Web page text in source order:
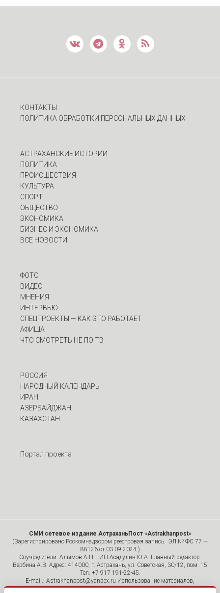
КОНТАКТЫ
ПОЛИТИКА ОБРАБОТКИ ПЕРСОНАЛЬНЫХ ДАННЫХ
АСТРАХАНСКИЕ ИСТОРИИ
ПОЛИТИКА
ПРОИСШЕСТВИЯ
КУЛЬТУРА
СПОРТ
ОБЩЕСТВО
ЭКОНОМИКА
БИЗНЕС И ЭКОНОМИКА
ВСЕ НОВОСТИ
ФОТО
ВИДЕО
МНЕНИЯ
ИНТЕРВЬЮ
CПЕЦПРОЕКТЫ — КАК ЭТО РАБОТАЕТ
АФИША
ЧТО СМОТРЕТЬ НЕ ПО ТВ
РОССИЯ
НАРОДНЫЙ КАЛЕНДАРЬ
ИРАН
АЗЕРБАЙДЖАН
КАЗАХСТАН
Портал проекта
СМИ сетевое издание АстраханьПост «Astrakhanpost»
(Зарегистрировано Роскомнадзором реестровая запись: ЭЛ № ФС 77 —
88126 от 03.09.2024.)
Соучредители: Алымов А.Н. , ИП Асадулин Ю.А. Главный редактор:
Вербина А.В. Адрес: 414000, г. Астрахань, ул. Советская, 30/12, пом. 15
Тел. +7 917 191-22-45.
E-mail.: Astrakhanpost@yandex.ru Использование материалов,
размещенных на страницах сетевого издания «Astrakhanpost»,